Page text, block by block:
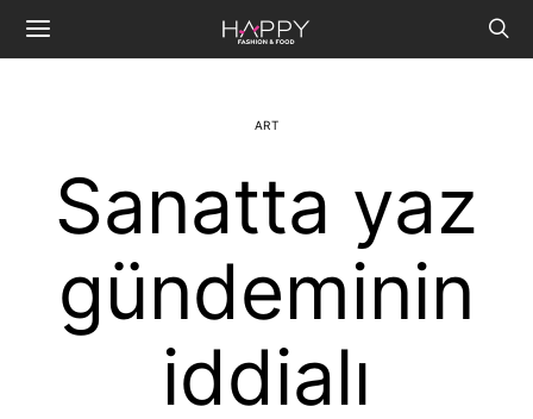
ART
Sanatta yaz
gündeminin
iddialı